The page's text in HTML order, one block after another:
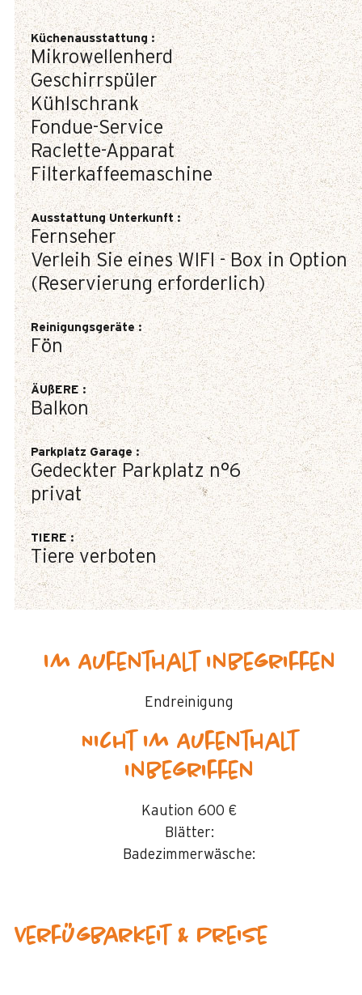
Küchenausstattung :
Mikrowellenherd
Geschirrspüler
Kühlschrank
Fondue-Service
Raclette-Apparat
Filterkaffeemaschine
Ausstattung Unterkunft:
Fernseher
Verleih Sie eines WIFI - Box in Option
(Reservierung erforderlich)
Reinigungsgeräte:
Fön
ÄUßERE :
Balkon
Parkplatz Garage:
Gedeckter Parkplatz n°6
privat
TIERE:
Tiere verboten
Im Aufenthalt inbegriffen
Endreinigung
Nicht im Aufenthalt
inbegriffen
Kaution 600 €
Blätter:
Badezimmerwäsche:
Verfügbarkeit & Preise